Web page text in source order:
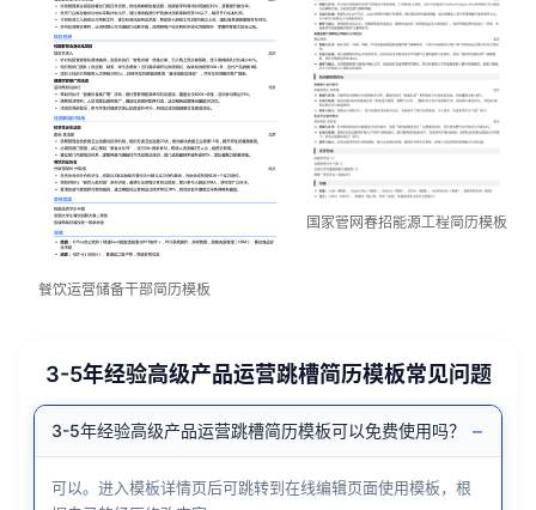
餐饮运营储备干部简历模板
国家管网春招能源工程简历模板
3-5年经验高级产品运营跳槽简历模板常见问题
3-5年经验高级产品运营跳槽简历模板可以免费使用吗？ −
可以。进入模板详情页后可跳转到在线编辑页面使用模板，根